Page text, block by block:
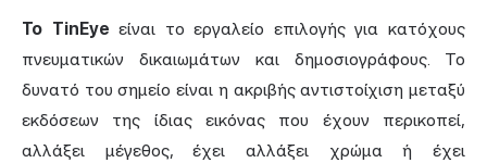
Το TinEye είναι το εργαλείο επιλογής για κατόχους
πνευματικών δικαιωμάτων και δημοσιογράφους. Το
δυνατό του σημείο είναι η ακριβής αντιστοίχιση μεταξύ
εκδόσεων της ίδιας εικόνας που έχουν περικοπεί,
αλλάξει μέγεθος, έχει αλλάξει χρώμα ή έχει